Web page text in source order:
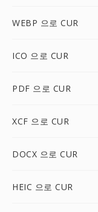
WEBP 으로 CUR
ICO 으로 CUR
PDF 으로 CUR
XCF 으로 CUR
DOCX 으로 CUR
HEIC 으로 CUR